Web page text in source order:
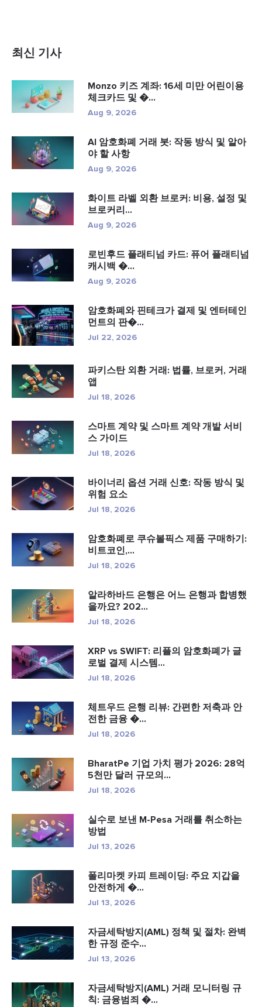
최신 기사
Monzo 키즈 계좌: 16세 미만 어린이용
체크카드 및 �...
Aug 9, 2026
AI 암호화폐 거래 봇: 작동 방식 및 알아
야 할 사항
Aug 9, 2026
화이트 라벨 외환 브로커: 비용, 설정 및
브로커리...
Aug 9, 2026
로빈후드 플래티넘 카드: 퓨어 플래티넘
캐시백 �...
Aug 9, 2026
암호화폐와 핀테크가 결제 및 엔터테인
먼트의 판�...
Jul 22, 2026
파키스탄 외환 거래: 법률, 브로커, 거래
앱
Jul 18, 2026
스마트 계약 및 스마트 계약 개발 서비
스 가이드
Jul 18, 2026
바이너리 옵션 거래 신호: 작동 방식 및
위험 요소
Jul 18, 2026
암호화폐로 쿠슈볼픽스 제품 구매하기:
비트코인,...
Jul 18, 2026
알라하바드 은행은 어느 은행과 합병했
을까요? 202...
Jul 18, 2026
XRP vs SWIFT: 리플의 암호화폐가 글
로벌 결제 시스템...
Jul 18, 2026
체트우드 은행 리뷰: 간편한 저축과 안
전한 금융 �...
Jul 18, 2026
BharatPe 기업 가치 평가 2026: 28억
5천만 달러 규모의...
Jul 18, 2026
실수로 보낸 M-Pesa 거래를 취소하는
방법
Jul 13, 2026
폴리마켓 카피 트레이딩: 주요 지갑을
안전하게 �...
Jul 13, 2026
자금세탁방지(AML) 정책 및 절차: 완벽
한 규정 준수...
Jul 13, 2026
자금세탁방지(AML) 거래 모니터링 규
칙: 금융범죄 �...